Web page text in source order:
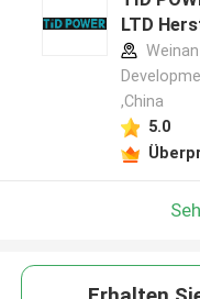
LTD
,China
5.0